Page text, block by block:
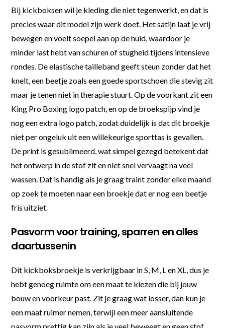
Bij kickboksen wil je kleding die niet tegenwerkt, en dat is
precies waar dit model zijn werk doet. Het satijn laat je vrij
bewegen en voelt soepel aan op de huid, waardoor je
minder last hebt van schuren of stugheid tijdens intensieve
rondes. De elastische tailleband geeft steun zonder dat het
knelt, een beetje zoals een goede sportschoen die stevig zit
maar je tenen niet in therapie stuurt. Op de voorkant zit een
King Pro Boxing logo patch, en op de broekspijp vind je
nog een extra logo patch, zodat duidelijk is dat dit broekje
niet per ongeluk uit een willekeurige sporttas is gevallen.
De print is gesublimeerd, wat simpel gezegd betekent dat
het ontwerp in de stof zit en niet snel vervaagt na veel
wassen. Dat is handig als je graag traint zonder elke maand
op zoek te moeten naar een broekje dat er nog een beetje
fris uitziet.
Pasvorm voor training, sparren en alles
daartussenin
Dit kickboksbroekje is verkrijgbaar in S, M, L en XL, dus je
hebt genoeg ruimte om een maat te kiezen die bij jouw
bouw en voorkeur past. Zit je graag wat losser, dan kun je
een maat ruimer nemen, terwijl een meer aansluitende